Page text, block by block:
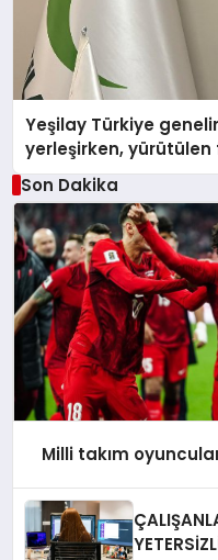
Yeşilay Türkiye
yerleşirken,
üçüncüsü oldu.
Son Dakika
Milli takım